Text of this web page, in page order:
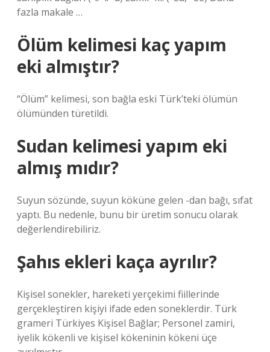
fazla makale …
Ölüm kelimesi kaç yapım
eki almıştır?
“Ölüm” kelimesi, son bağla eski Türk’teki ölümün
ölümünden türetildi.
Sudan kelimesi yapım eki
almış mıdır?
Suyun sözünde, suyun köküne gelen -dan bağı, sıfat
yaptı. Bu nedenle, bunu bir üretim sonucu olarak
değerlendirebiliriz.
Şahıs ekleri kaça ayrılır?
Kişisel sonekler, hareketi yerçekimi fiillerinde
gerçekleştiren kişiyi ifade eden soneklerdir. Türk
grameri Türkiyes Kişisel Bağlar; Personel zamiri,
iyelik kökenli ve kişisel kökeninin kökeni üçe